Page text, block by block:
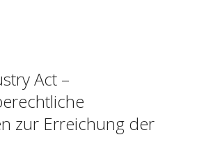
Act –
zur Erreichung der